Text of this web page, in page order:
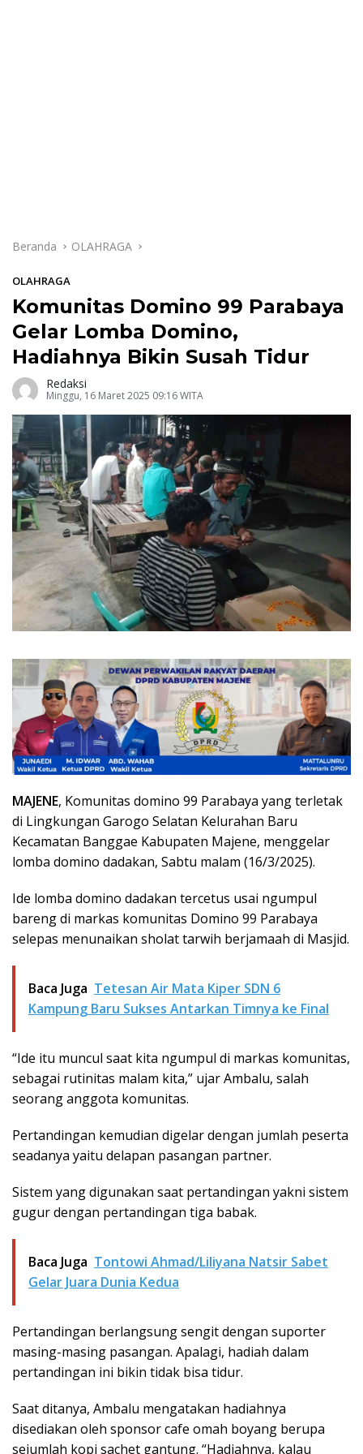
Beranda OLAHRAGA
OLAHRAGA
Komunitas Domino 99 Parabaya
Gelar Lomba Domino,
Hadiahnya Bikin Susah Tidur
Redaksi
Minggu, 16 Maret 2025 09:16 WITA
MAJENE, Komunitas domino 99 Parabaya yang terletak
di Lingkungan Garogo Selatan Kelurahan Baru
Kecamatan Banggae Kabupaten Majene, menggelar
lomba domino dadakan, Sabtu malam (16/3/2025).
Ide lomba domino dadakan tercetus usai ngumpul
bareng di markas komunitas Domino 99 Parabaya
selepas menunaikan sholat tarwih berjamaah di Masjid.
Baca Juga Tetesan Air Mata Kiper SDN 6
Kampung Baru Sukses Antarkan Timnya ke Final
“Ide itu muncul saat kita ngumpul di markas komunitas,
sebagai rutinitas malam kita,” ujar Ambalu, salah
seorang anggota komunitas.
Pertandingan kemudian digelar dengan jumlah peserta
seadanya yaitu delapan pasangan partner.
Sistem yang digunakan saat pertandingan yakni sistem
gugur dengan pertandingan tiga babak.
Baca Juga Tontowi Ahmad/Liliyana Natsir Sabet
Gelar Juara Dunia Kedua
Pertandingan berlangsung sengit dengan suporter
masing-masing pasangan. Apalagi, hadiah dalam
pertandingan ini bikin tidak bisa tidur.
Saat ditanya, Ambalu mengatakan hadiahnya
disediakan oleh sponsor cafe omah boyang berupa
sejumlah kopi sachet gantung. “Hadiahnya, kalau